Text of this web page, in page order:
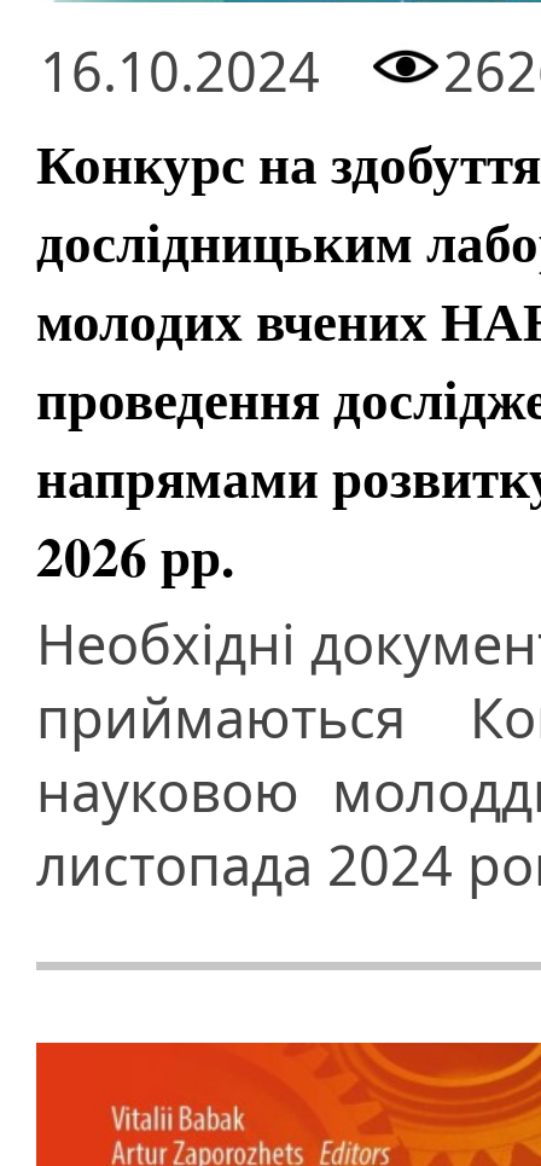
16.10.2024
Конкурс на
дослідницьким
молодих вчених
проведення
напрямами
2026 рр.
Необхідні
приймаються
науковою
листопада 2024